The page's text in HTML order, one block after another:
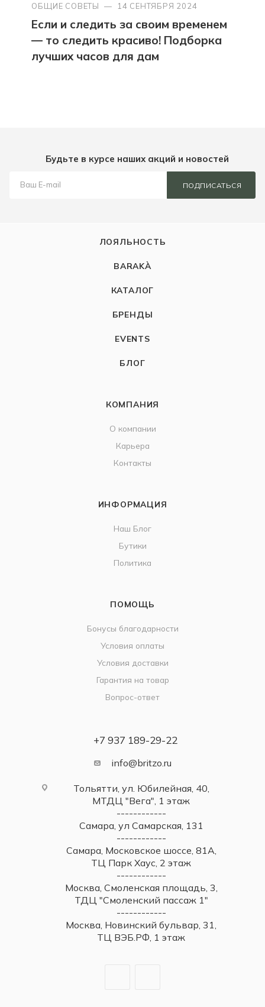
ОБЩИЕ СОВЕТЫ — 14 СЕНТЯБРЯ 2024
Если и следить за своим временем
— то следить красиво! Подборка
лучших часов для дам
Будьте в курсе наших акций и новостей
ПОДПИСАТЬСЯ
ЛОЯЛЬНОСТЬ
BARAKÀ
КАТАЛОГ
БРЕНДЫ
EVENTS
БЛОГ
КОМПАНИЯ
О компании
Карьера
Контакты
ИНФОРМАЦИЯ
Наш Блог
Бутики
Политика
ПОМОЩЬ
Бонусы благодарности
Условия оплаты
Условия доставки
Гарантия на товар
Вопрос-ответ
+7 937 189-29-22
info@britzo.ru
Тольятти, ул. Юбилейная, 40,
МТДЦ "Вега", 1 этаж
------------
Самара, ул Самарская, 131
------------
Самара, Московское шоссе, 81А,
ТЦ Парк Хаус, 2 этаж
------------
Москва, Смоленская площадь, 3,
ТДЦ "Смоленский пассаж 1"
------------
Москва, Новинский бульвар, 31,
ТЦ ВЭБ.РФ, 1 этаж